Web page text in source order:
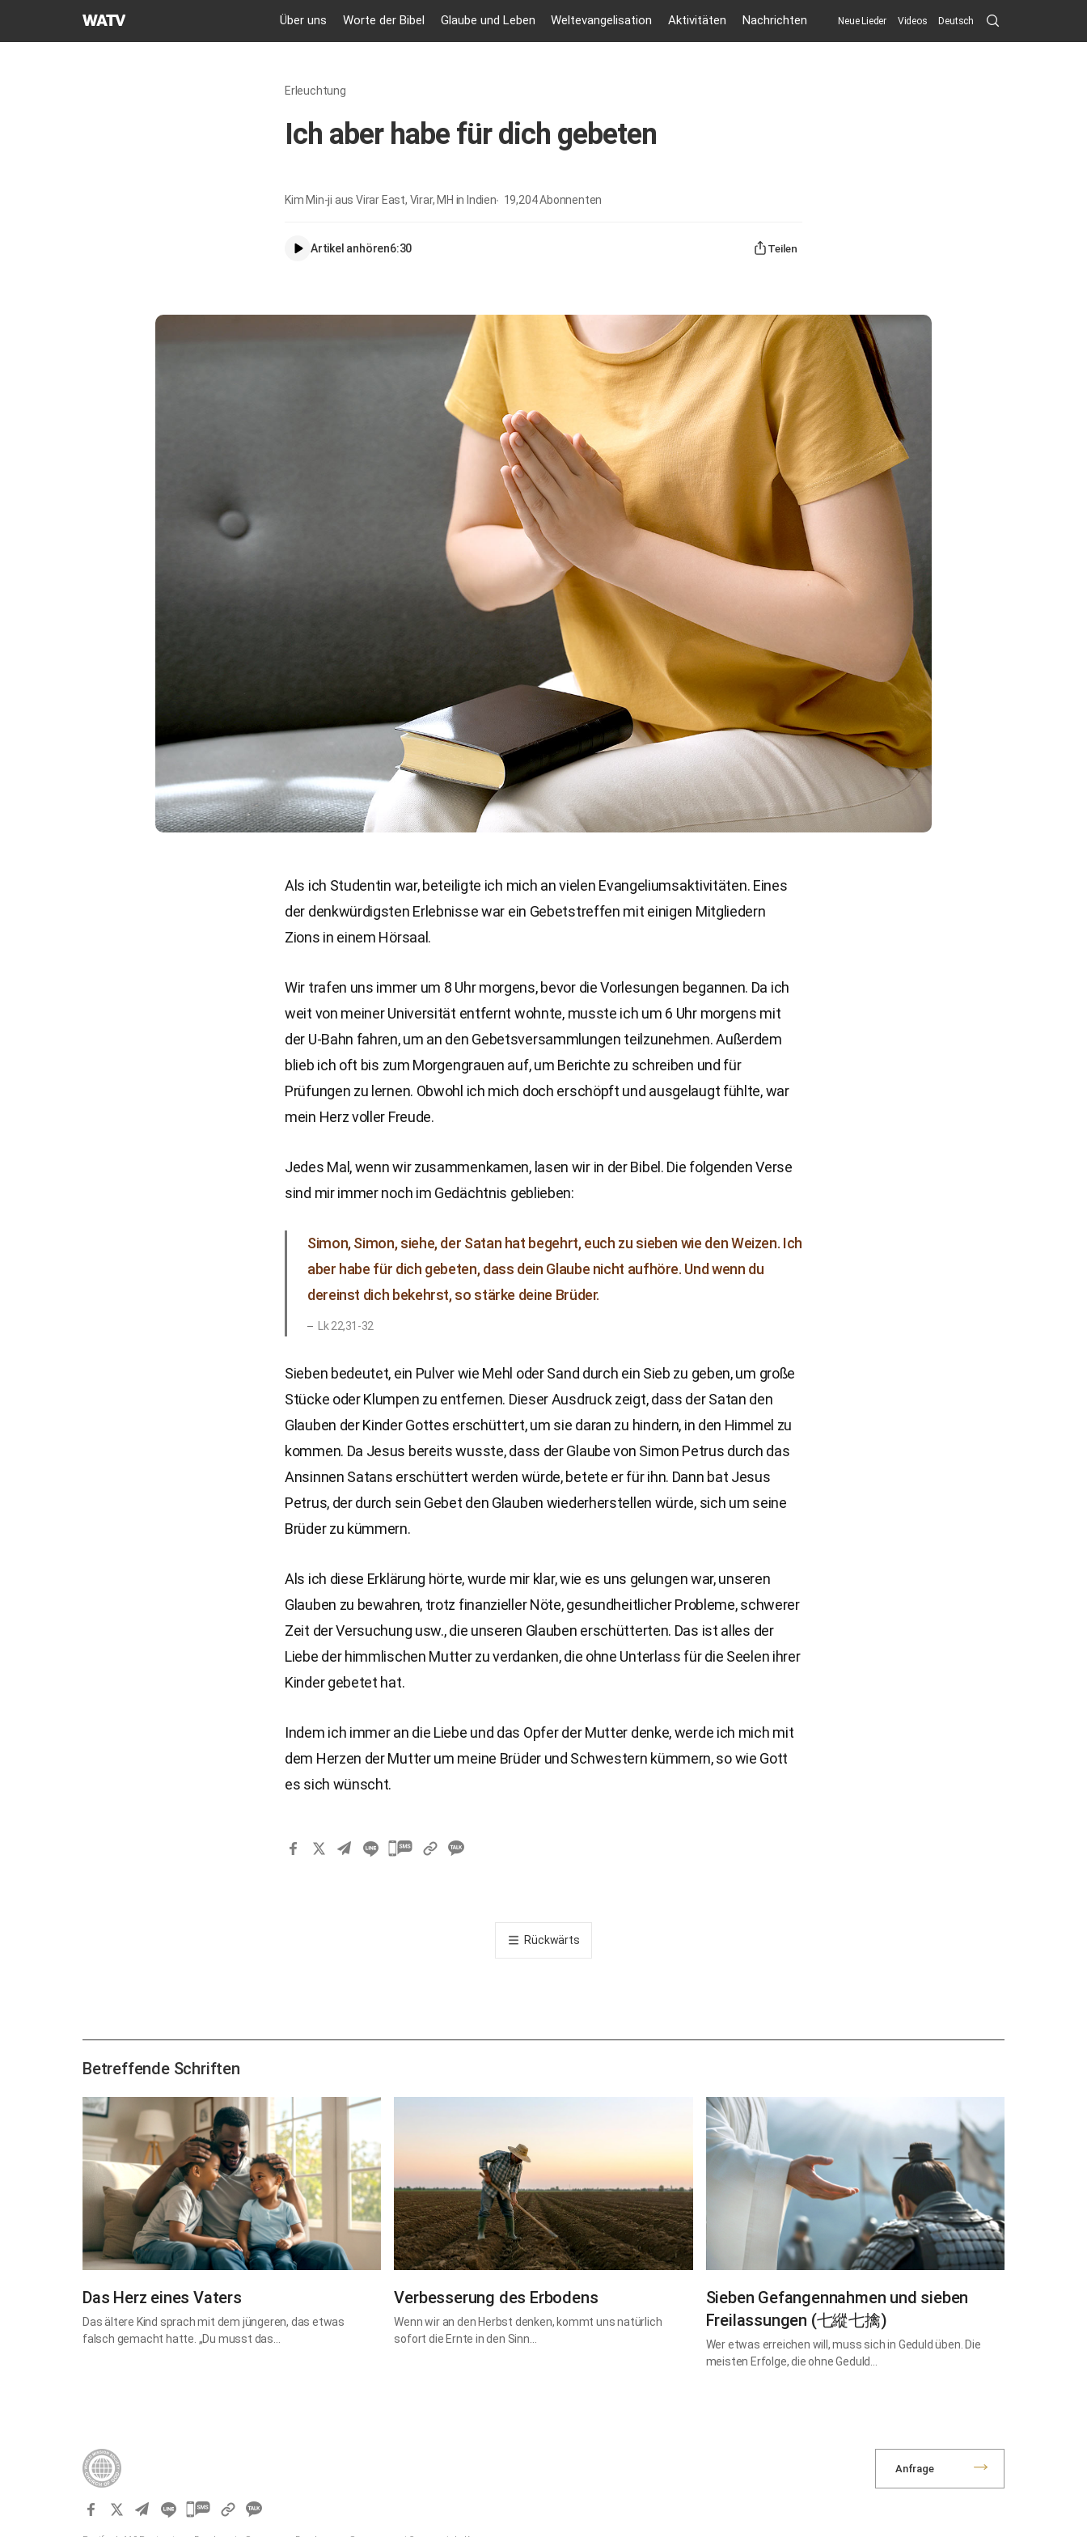
GEMEINDE
Über uns Worte der Bibel Glaube und Leben Weltevangelisation Aktivitäten Nachrichten Neue Lieder Videos Deutsch Search
Submit
Erleuchtung
Ich aber habe für dich gebeten
Kim Min-ji aus Virar East, Virar, MH in Indien 19,204Abonnenten
Artikel anhören6:30 Teilen
Als ich Studentin war, beteiligte ich mich an vielen Evangeliumsaktivitäten. Eines
der denkwürdigsten Erlebnisse war ein Gebetstreffen mit einigen Mitgliedern
Zions in einem Hörsaal.
Wir trafen uns immer um 8 Uhr morgens, bevor die Vorlesungen begannen. Da ich
weit von meiner Universität entfernt wohnte, musste ich um 6 Uhr morgens mit
der U-Bahn fahren, um an den Gebetsversammlungen teilzunehmen. Außerdem
blieb ich oft bis zum Morgengrauen auf, um Berichte zu schreiben und für
Prüfungen zu lernen. Obwohl ich mich doch erschöpft und ausgelaugt fühlte, war
mein Herz voller Freude.
Jedes Mal, wenn wir zusammenkamen, lasen wir in der Bibel. Die folgenden Verse
sind mir immer noch im Gedächtnis geblieben:
Simon, Simon, siehe, der Satan hat begehrt, euch zu sieben wie den Weizen. Ich
aber habe für dich gebeten, dass dein Glaube nicht aufhöre. Und wenn du
dereinst dich bekehrst, so stärke deine Brüder.
Lk 22,31-32
Sieben bedeutet, ein Pulver wie Mehl oder Sand durch ein Sieb zu geben, um große
Stücke oder Klumpen zu entfernen. Dieser Ausdruck zeigt, dass der Satan den
Glauben der Kinder Gottes erschüttert, um sie daran zu hindern, in den Himmel zu
kommen. Da Jesus bereits wusste, dass der Glaube von Simon Petrus durch das
Ansinnen Satans erschüttert werden würde, betete er für ihn. Dann bat Jesus
Petrus, der durch sein Gebet den Glauben wiederherstellen würde, sich um seine
Brüder zu kümmern.
Als ich diese Erklärung hörte, wurde mir klar, wie es uns gelungen war, unseren
Glauben zu bewahren, trotz finanzieller Nöte, gesundheitlicher Probleme, schwerer
Zeit der Versuchung usw., die unseren Glauben erschütterten. Das ist alles der
Liebe der himmlischen Mutter zu verdanken, die ohne Unterlass für die Seelen ihrer
Kinder gebetet hat.
Indem ich immer an die Liebe und das Opfer der Mutter denke, werde ich mich mit
dem Herzen der Mutter um meine Brüder und Schwestern kümmern, so wie Gott
es sich wünscht.
카
Rückwärts
Betreffende Schriften
Das Herz eines Vaters
Das ältere Kind sprach mit dem jüngeren, das etwas
falsch gemacht hatte. „Du musst das…
Verbesserung des Erbodens
Wenn wir an den Herbst denken, kommt uns natürlich
sofort die Ernte in den Sinn…
Sieben Gefangennahmen und sieben
Freilassungen (七縱七擒)
Wer etwas erreichen will, muss sich in Geduld üben. Die
meisten Erfolge, die ohne Geduld…
카
Anfrage